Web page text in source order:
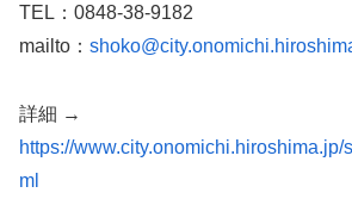
TEL：0848-38-9182
mailto：
詳細 →
https://
ml